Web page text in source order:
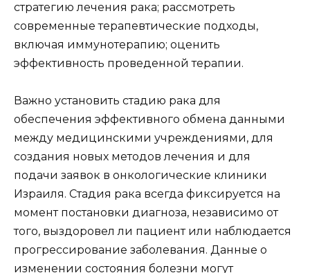
стратегию лечения рака; рассмотреть
современные терапевтические подходы,
включая иммунотерапию; оценить
эффективность проведенной терапии.
Важно установить стадию рака для
обеспечения эффективного обмена данными
между медицинскими учреждениями, для
создания новых методов лечения и для
подачи заявок в онкологические клиники
Израиля. Стадия рака всегда фиксируется на
момент постановки диагноза, независимо от
того, выздоровел ли пациент или наблюдается
прогрессирование заболевания. Данные о
изменении состояния болезни могут